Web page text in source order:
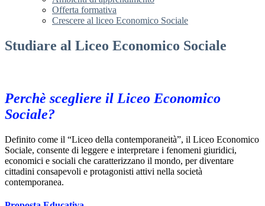
Offerta formativa
Crescere al liceo Economico Sociale
Studiare al Liceo Economico Sociale
Perchè scegliere il Liceo Economico
Sociale?
Definito come il “Liceo della contemporaneità”, il Liceo Economico
Sociale, consente di leggere e interpretare i fenomeni giuridici,
economici e sociali che caratterizzano il mondo, per diventare
cittadini consapevoli e protagonisti attivi nella società
contemporanea.